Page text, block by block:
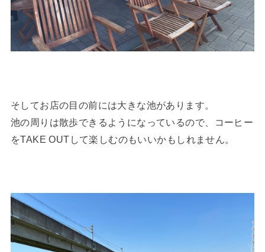
そしてお店の目の前には大きな池があります。
池の周りは散歩できるようになっているので、コーヒー
をTAKE OUTして楽しむのもいいかもしれません。